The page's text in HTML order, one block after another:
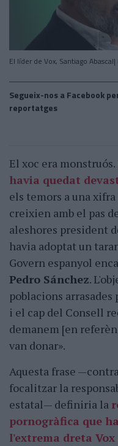
El líder de Vox, Santiago
Segueix-nos a Facebook
reportatges
El xoc era monstruós.
havia quedat
els temors a una
creixien amb el pas
aleshores president
havia adoptat un
Govern espanyol
Pedro Sánchez.
poblacions
i el cap del Consell
demanem [en
van donar».
Aquesta frase
focalitzar la
estatal— definiria la
pornogràfica que
l'extrema dreta